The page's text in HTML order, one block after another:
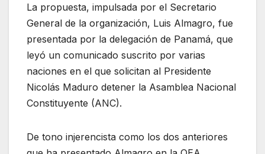
La propuesta, impulsada por el Secretario
General de la organización, Luis Almagro, fue
presentada por la delegación de Panamá, que
leyó un comunicado suscrito por varias
naciones en el que solicitan al Presidente
Nicolás Maduro detener la Asamblea Nacional
Constituyente (ANC).
De tono injerencista como los dos anteriores